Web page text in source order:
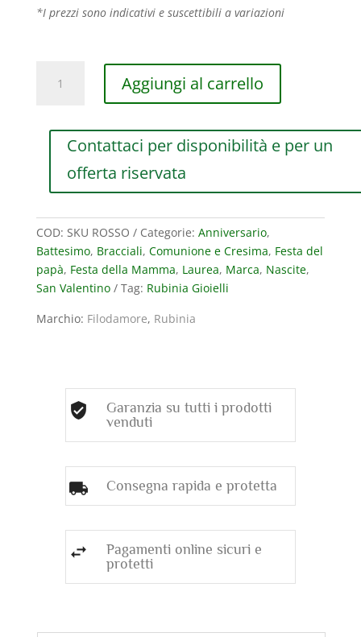
*I prezzi sono indicativi e suscettibili a variazioni
RUBINIA
FILODAMORE
IN
COTONE
DI
COLORE
ROSSO
quantità
Aggiungi al carrello
Contattaci per disponibilità e per un
offerta riservata
COD: SKU ROSSO Categorie: Anniversario,
Battesimo, Bracciali, Comunione e Cresima, Festa del
papà, Festa della Mamma, Laurea, Marca, Nascite,
San Valentino
Tag: Rubinia Gioielli
Marchio: Filodamore, Rubinia
Garanzia su tutti i prodotti
venduti
Consegna rapida e protetta
Pagamenti online sicuri e
protetti